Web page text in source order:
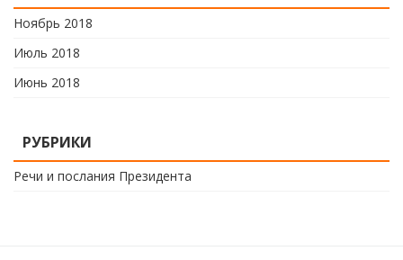
Ноябрь 2018
Июль 2018
Июнь 2018
РУБРИКИ
Речи и послания Президента